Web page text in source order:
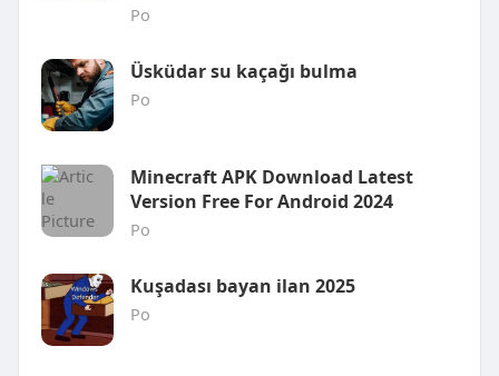
Po
Üsküdar su kaçağı bulma
Po
Minecraft APK Download Latest
Version Free For Android 2024
Po
Kuşadası bayan ilan 2025
Po